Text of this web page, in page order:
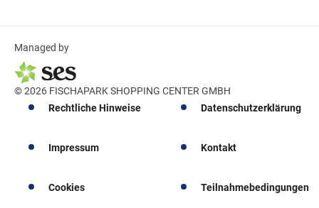
Managed by
© 2026 FISCHAPARK SHOPPING CENTER GMBH
Rechtliche Hinweise
Datenschutzerklärung
Impressum Kontakt
Cookies Teilnahmebedingungen